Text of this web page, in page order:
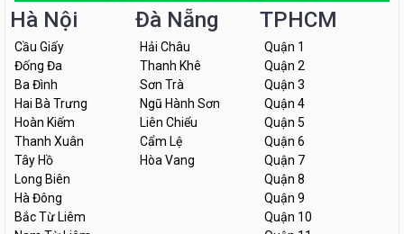
Hà Nội
Cầu Giấy
Đống Đa
Ba Đình
Hai Bà Trưng
Hoàn Kiếm
Thanh Xuân
Tây Hồ
Long Biên
Hà Đông
Bắc Từ Liêm
Đà Nẵng
Hải Châu
Thanh Khê
Sơn Trà
Ngũ Hành Sơn
Liên Chiểu
Cẩm Lệ
Hòa Vang
TPHCM
Quận 1
Quận 2
Quận 3
Quận 4
Quận 5
Quận 6
Quận 7
Quận 8
Quận 9
Quận 10